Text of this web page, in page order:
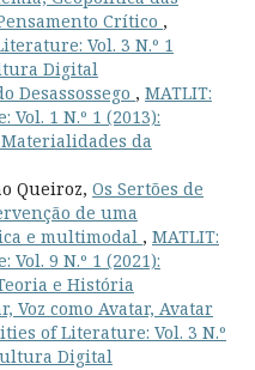
Crítico ,
Vol. 3 N.º 1
Digital
Desassossego , MATLIT:
1 N.º 1 (2013):
da
Queiroz, Os Sertões de
de uma
e multimodal , MATLIT:
9 N.º 1 (2021):
e História
Voz como Avatar, Avatar
of Literature: Vol. 3 N.º
Digital